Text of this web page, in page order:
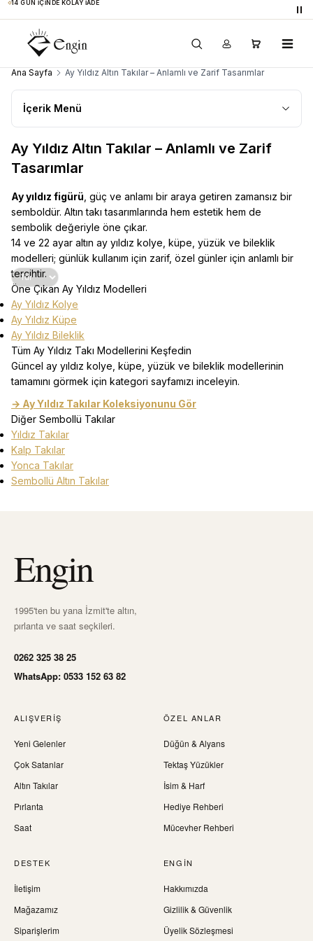
14 GÜN İÇINDE KOLAY İADE
Ana Sayfa Ay Yıldız Altın Takılar – Anlamlı ve Zarif Tasarımlar
İçerik Menü
Ay Yıldız Altın Takılar – Anlamlı ve Zarif
Tasarımlar
Ay yıldız figürü , güç ve anlamı bir araya getiren zamansız bir
semboldür. Altın takı tasarımlarında hem estetik hem de
sembolik değeriyle öne çıkar.
14 ve 22 ayar altın ay yıldız kolye, küpe, yüzük ve bileklik
modelleri; günlük kullanım için zarif, özel günler için anlamlı bir
tercihtir.
Öne Çıkan Ay Yıldız Modelleri
Ay Yıldız Kolye
Ay Yıldız Küpe
Ay Yıldız Bileklik
Tüm Ay Yıldız Takı Modellerini Keşfedin
Güncel ay yıldız kolye, küpe, yüzük ve bileklik modellerinin
tamamını görmek için kategori sayfamızı inceleyin.
→ Ay Yıldız Takılar Koleksiyonunu Gör
Diğer Sembollü Takılar
Yıldız Takılar
Kalp Takılar
Yonca Takılar
Sembollü Altın Takılar
Engin
1995'ten bu yana İzmit'te altın,
pırlanta ve saat seçkileri.
0262 325 38 25
WhatsApp: 0533 152 63 82
ALIŞVERIŞ
Yeni Gelenler
Çok Satanlar
Altın Takılar
Pırlanta
Saat
ÖZEL ANLAR
Düğün & Alyans
Tektaş Yüzükler
İsim & Harf
Hediye Rehberi
Mücevher Rehberi
DESTEK
İletişim
Mağazamız
Siparişlerim
ENGIN
Hakkımızda
Gizlilik & Güvenlik
Üyelik Sözleşmesi